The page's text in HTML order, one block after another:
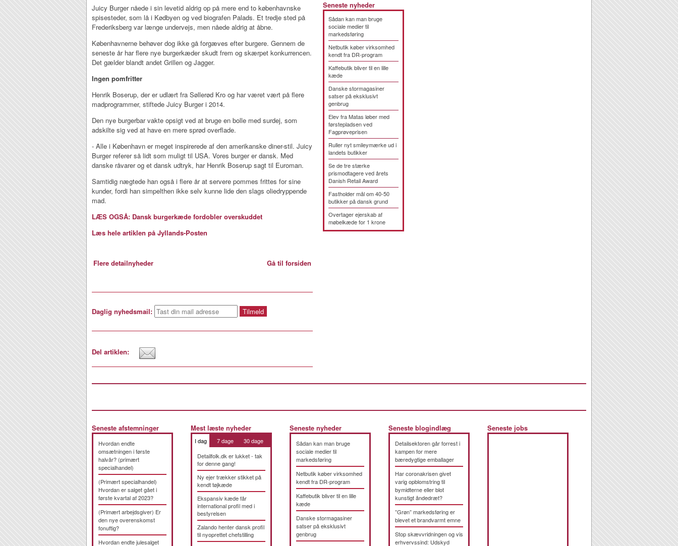
Juicy Burger nåede i sin levetid aldrig op på mere end to københavnske
spisesteder, som lå i Kødbyen og ved biografen Palads. Et tredje sted på
Frederiksberg var længe undervejs, men nåede aldrig at åbne.
Københavnerne behøver dog ikke gå forgæves efter burgere. Gennem de
seneste år har flere nye burgerkæder skudt frem og skærpet konkurrencen.
Det gælder blandt andet Grillen og Jagger.
Ingen pomfritter
Henrik Boserup, der er udlært fra Søllerød Kro og har været vært på flere
madprogrammer, stiftede Juicy Burger i 2014.
Den nye burgerbar vakte opsigt ved at bruge en bolle med surdej, som
adskilte sig ved at have en mere sprød overflade.
- Alle i København er meget inspirerede af den amerikanske diner-stil. Juicy
Burger referer så lidt som muligt til USA. Vores burger er dansk. Med
danske råvarer og et dansk udtryk, har Henrik Boserup sagt til Euroman.
Samtidig nægtede han også i flere år at servere pommes frittes for sine
kunder, fordi han simpelthen ikke selv kunne lide den slags oliedryppende
mad.
LÆS OGSÅ: Dansk burgerkæde fordobler overskuddet
Læs hele artiklen på Jyllands-Posten
Flere detailnyheder Gå til forsiden
Daglig nyhedsmail:
Del artiklen:
Seneste nyheder
Sådan kan man bruge
sociale medier til
markedsføring
Netbutik køber virksomhed
kendt fra DR-program
Kaffebutik bliver til en lille
kæde
Danske stormagasiner
satser på eksklusivt
genbrug
Elev fra Matas løber med
førstepladsen ved
Fagprøveprisen
Ruller nyt smileymærke ud i
landets butikker
Se de tre stærke
prismodtagere ved årets
Danish Retail Award
Fastholder mål om 40-50
butikker på dansk grund
Overtager ejerskab af
møbelkæde for 1 krone
Seneste afstemninger
Hvordan endte
omsætningen i første
halvår? (primært
specialhandel)
(Primært specialhandel)
Hvordan er salget gået i
første kvartal af 2023?
(Primært arbejdsgiver) Er
den nye overenskomst
fonuftig?
Hvordan endte julesalget
Mest læste nyheder
I dag 7 dage
30 dage
Detailfolk.dk er lukket - tak
for denne gang!
Ny ejer trækker stikket på
kendt tøjkæde
Ekspansiv kæde får
international profil med i
bestyrelsen
Zalando henter dansk profil
til nyoprettet chefstilling
Seneste nyheder
Sådan kan man bruge
sociale medier til
markedsføring
Netbutik køber virksomhed
kendt fra DR-program
Kaffebutik bliver til en lille
kæde
Danske stormagasiner
satser på eksklusivt
genbrug
Seneste blogindlæg
Detailsektoren går forrest i
kampen for mere
bæredygtige emballager
Har coronakrisen givet
varig opblomstring til
bymidterne eller blot
kunstigt åndedræt?
”Grøn” markedsføring er
blevet et brandvarmt emne
Stop skævvridningen og vis
erhvervssind: Udskyd
Seneste jobs